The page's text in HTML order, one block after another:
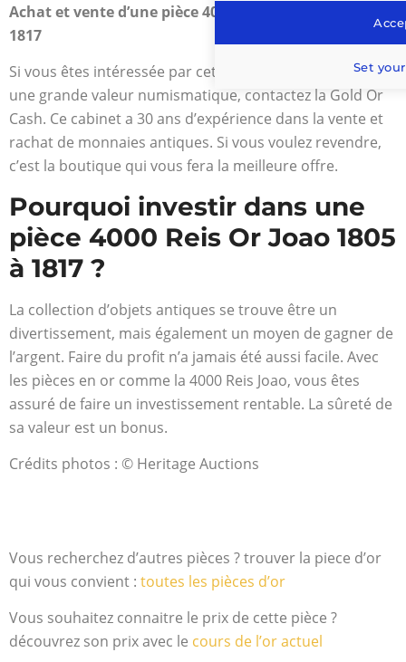
Achat et vente d’une pièce 4000 Reis Or Joao 1805 à
1817
Si vous êtes intéressée par cette pièce de monnaie qui a
une grande valeur numismatique, contactez la Gold Or
Cash. Ce cabinet a 30 ans d’expérience dans la vente et
rachat de monnaies antiques. Si vous voulez revendre,
c’est la boutique qui vous fera la meilleure offre.
Pourquoi investir dans une
pièce 4000 Reis Or Joao 1805
à 1817 ?
La collection d’objets antiques se trouve être un
divertissement, mais également un moyen de gagner de
l’argent. Faire du profit n’a jamais été aussi facile. Avec
les pièces en or comme la 4000 Reis Joao, vous êtes
assuré de faire un investissement rentable. La sûreté de
sa valeur est un bonus.
Crédits photos : © Heritage Auctions
Vous recherchez d’autres pièces ? trouver la piece d’or
qui vous convient : toutes les pièces d’or
Vous souhaitez connaitre le prix de cette pièce ?
découvrez son prix avec le cours de l’or actuel
Set